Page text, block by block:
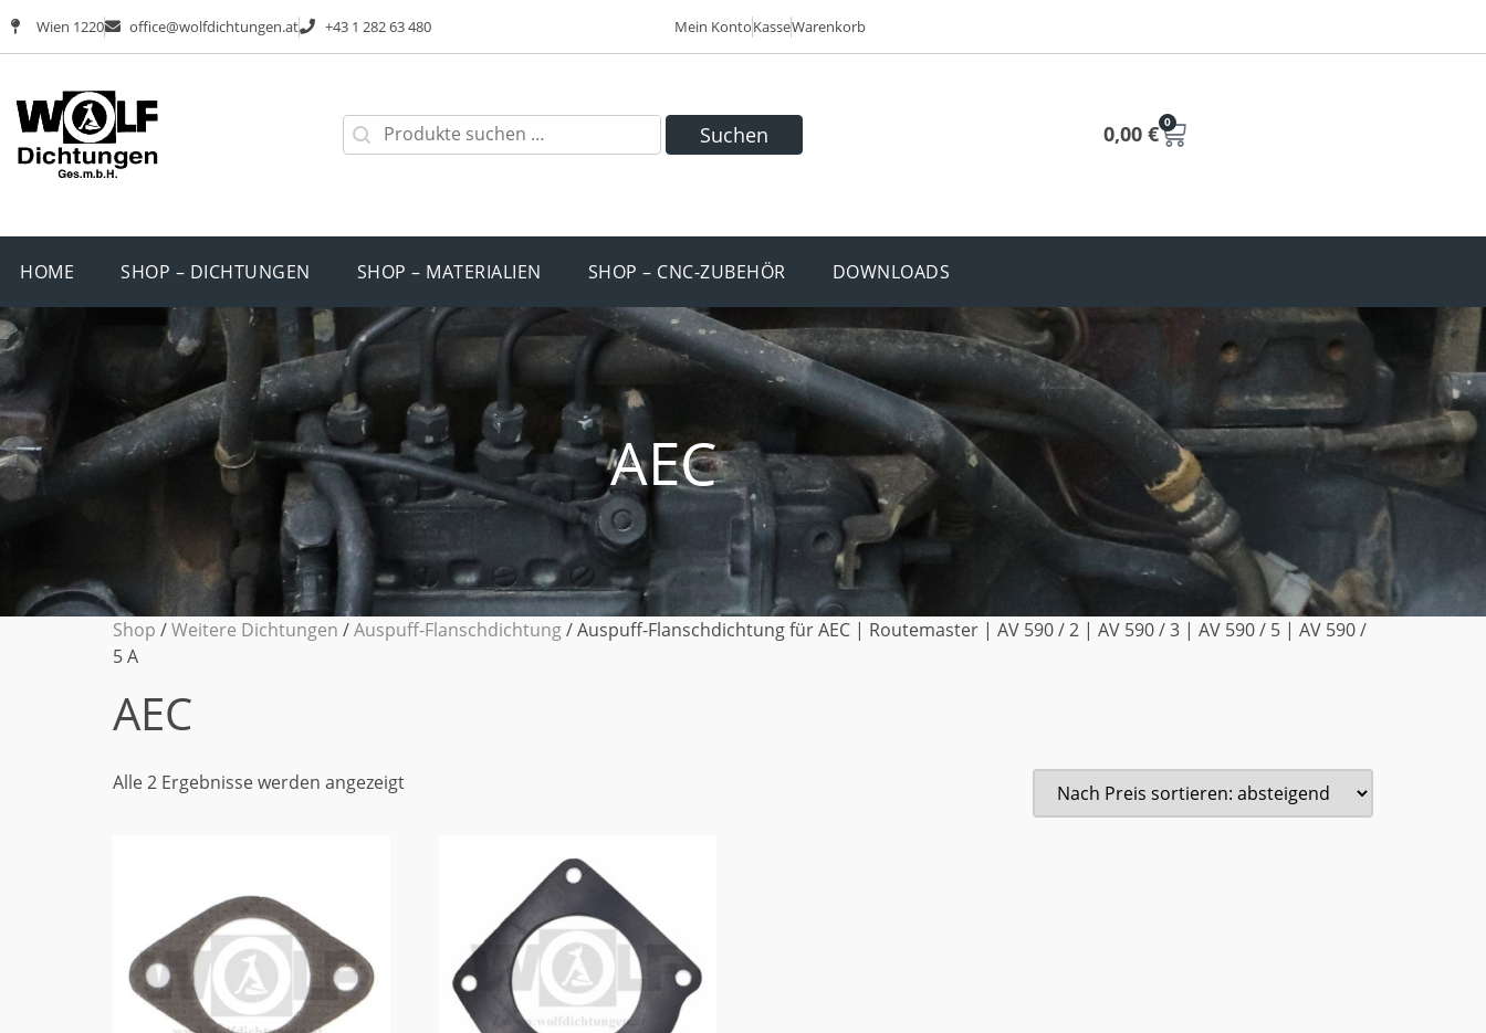
Wien 1220 office@wolfdichtungen.at +43 1 282 63 480 Mein KontoKasseWarenkorb
Suchen 0,00 € 0
HOME SHOP – DICHTUNGEN SHOP – MATERIALIEN SHOP – CNC-ZUBEHÖR DOWNLOADS
AEC
Shop /Weitere Dichtungen /Auspuff-Flanschdichtung/ Auspuff-Flanschdichtung für AEC | Routemaster | AV 590 / 2 | AV 590 / 3 | AV 590 / 5 | AV 590 /
5 A
AEC
Alle 2 Ergebnisse werden angezeigt